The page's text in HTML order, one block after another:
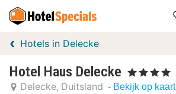
Hotels in Delecke
Hotel Haus Delecke , 4 Sterren
Delecke Duitsland - Bekijk op kaart